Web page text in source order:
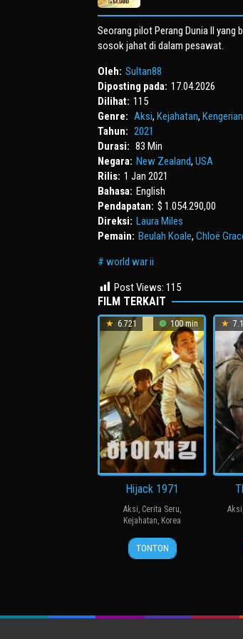
Seorang pilot Perang Dunia II
sosok jahat di dalam pesawat.
Oleh: Sultan88
Diposting pada: 17.04.2026
Dilihat: 115
Genre: Aksi, Kejahatan, Kengerian
Tahun: 2021
Durasi: 83 Min
Negara: New Zealand, USA
Rilis: 1 Jan 2021
Bahasa: English
Pendapatan: $ 1.054.290,00
Direksi: Laura Miles
Pemain: Beulah Koale, Chloë
world war ii
Post Views: 115
FILM TERKAIT
6.721 100 min
Hijack 1971
Aksi Cerita Seru
Kejahatan Korea
21
Jun
Kim
Sung-
TONTON
Aksi